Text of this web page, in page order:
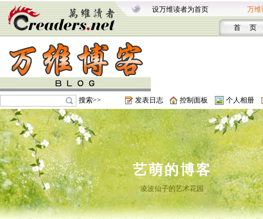
设万维读者为首页 万维
首 页
搜索>> 发表日志 控制面板 个人相册
艺萌的博客
凌波仙子的艺术花园